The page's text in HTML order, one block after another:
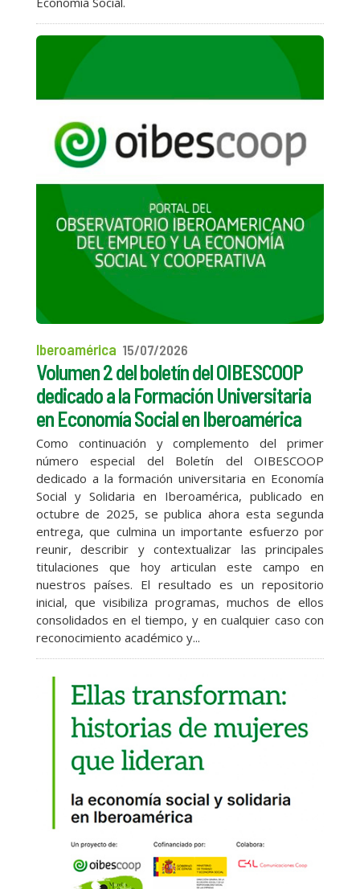
Iberoamérica 15/07/2026
Volumen 2 del boletín del OIBESCOOP
dedicado a la Formación Universitaria
en Economía Social en Iberoamérica
Como continuación y complemento del primer
número especial del Boletín del OIBESCOOP
dedicado a la formación universitaria en Economía
Social y Solidaria en Iberoamérica, publicado en
octubre de 2025, se publica ahora esta segunda
entrega, que culmina un importante esfuerzo por
reunir, describir y contextualizar las principales
titulaciones que hoy articulan este campo en
nuestros países. El resultado es un repositorio
inicial, que visibiliza programas, muchos de ellos
consolidados en el tiempo, y en cualquier caso con
reconocimiento académico y...